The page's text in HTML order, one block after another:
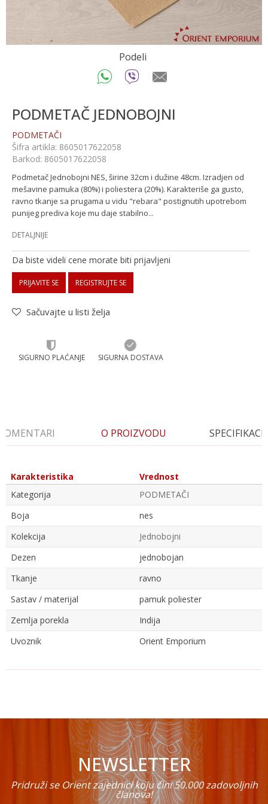
Podeli
PODMETAČ JEDNOBOJNI
PODMETAČI
Šifra artikla: 8605017622058
Barkod: 8605017622058
Podmetač Jednobojni NES, širine 32cm i dužine 48cm. Izradjen od
mešavine pamuka (80%) i poliestera (20%). Karakteriše ga gusto,
ravno tkanje sa prugama u vidu "rebara" postignutih upotrebom
punijeg prediva koje mu daje stabilno...
DETALJNIJE
Da biste videli cene morate biti prijavljeni
PRIJAVITE SE REGISTRUJTE SE
Sačuvajte u listi želja
SIGURNO PLAĆANJE SIGURNA DOSTAVA
O PROIZVODU
Karakteristika
Vrednost
Kategorija
PODMETAČI
Boja
nes
Kolekcija
Jednobojni
Dezen
jednobojan
Tkanje
ravno
Sastav / materijal
pamuk poliester
Zemlja porekla
Indija
Uvoznik
Orient Emporium
NEWSLETTER
Pridruži se Orient zajednici koju čini 50.000 zadovoljnih
članova!